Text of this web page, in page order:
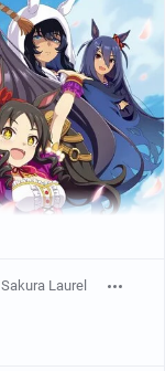
Sakura Laurel